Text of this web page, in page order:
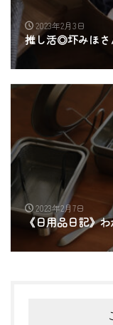
2023年2月3日
推し活◎圷みほさ
2023年2月7日
《日用品日記》